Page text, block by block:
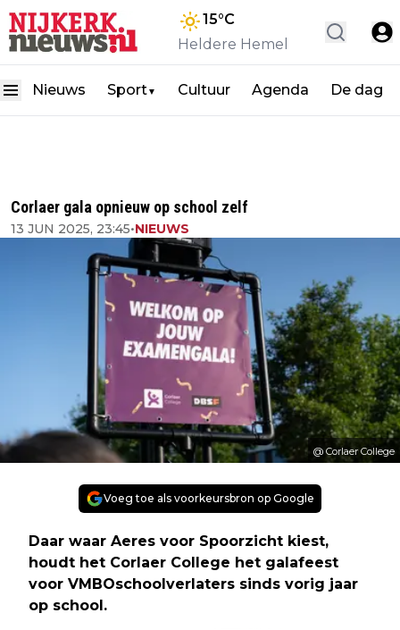
15°C
Heldere Hemel
Nieuws Sport▼ Cultuur Agenda De dag
Corlaer gala opnieuw op school zelf
13 JUN 2025, 23:45•NIEUWS
@ Corlaer College
Voeg toe als voorkeursbron op Google
Daar waar Aeres voor Spoorzicht kiest,
houdt het Corlaer College het galafeest
voor VMBOschoolverlaters sinds vorig jaar
op school.